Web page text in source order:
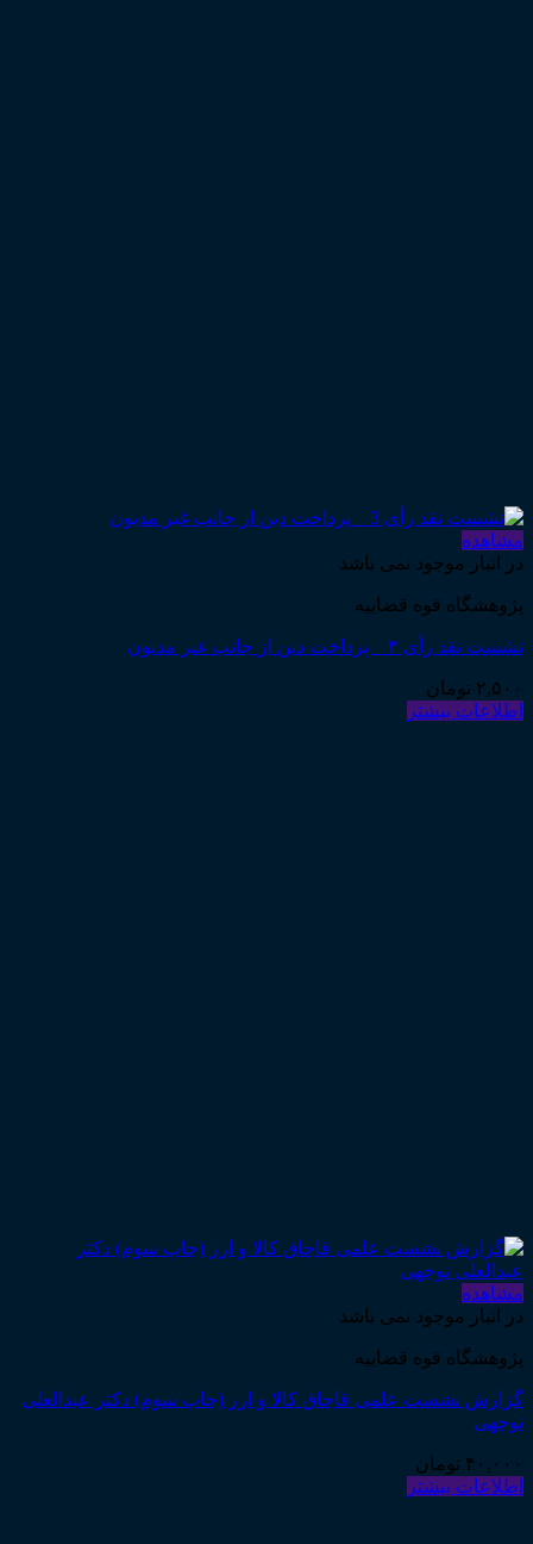
مشاهده
در انبار موجود نمی باشد
پژوهشگاه قوه قضاییه
نشست نقد رأی ۳ _ پرداخت دین از جانب غیر مدیون
۲,۵۰۰ تومان
اطلاعات بیشتر
مشاهده
در انبار موجود نمی باشد
پژوهشگاه قوه قضاییه
گزارش نشست علمی قاچاق کالا و ارز (چاپ سوم) دکتر عبدالعلی
توجهی
۴۰,۰۰۰ تومان
اطلاعات بیشتر